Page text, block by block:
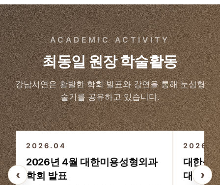
ACADEMIC ACTIVITY
최동일 원장 학술활동
강남서연은 활발한 학회 발표와 강연을 통해 눈성형
술기를 공유하고 있습니다.
‹ ›
3/3
2026.04
2026년 4월 대한미용성형외과
학회 발표
2026
대한성
대회